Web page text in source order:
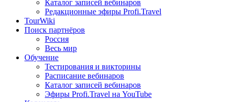
Каталог записей вебинаров
Редакционные эфиры Profi.Travel
TourWiki
Поиск партнёров
Россия
Весь мир
Обучение
Тестирования и викторины
Расписание вебинаров
Каталог записей вебинаров
Эфиры Profi.Travel на YouTube